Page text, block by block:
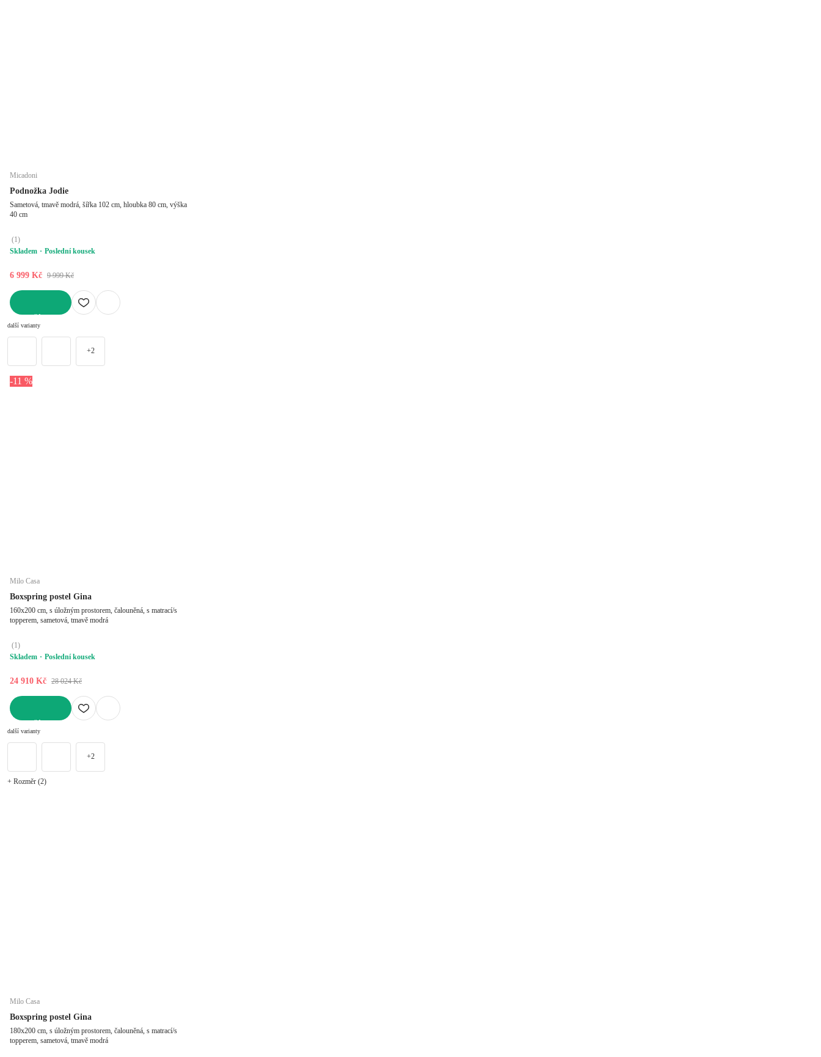
Micadoni
Podnožka Jodie
Sametová, tmavě modrá, šířka 102 cm, hloubka 80 cm, výška
40 cm
(1)
Skladem
Poslední kousek
6 999 Kč 9 999 Kč
další varianty
+2
-11 %
Milo Casa
Boxspring postel Gina
160x200 cm, s úložným prostorem, čalouněná, s matrací/s
topperem, sametová, tmavě modrá
(1)
Skladem
Poslední kousek
24 910 Kč 28 024 Kč
další varianty
+2
+ Rozměr (2)
Milo Casa
Boxspring postel Gina
180x200 cm, s úložným prostorem, čalouněná, s matrací/s
topperem, sametová, tmavě modrá